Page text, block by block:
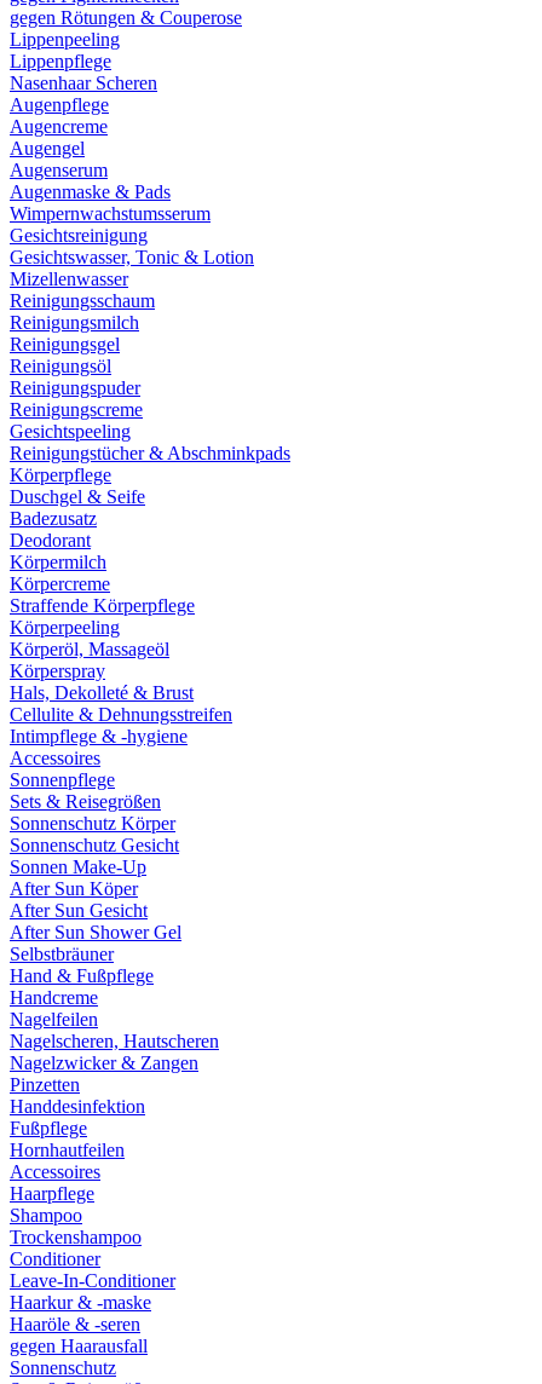
gegen Rötungen & Couperose
Lippenpeeling
Lippenpflege
Nasenhaar Scheren
Augenpflege
Augencreme
Augengel
Augenserum
Augenmaske & Pads
Wimpernwachstumsserum
Gesichtsreinigung
Gesichtswasser, Tonic & Lotion
Mizellenwasser
Reinigungsschaum
Reinigungsmilch
Reinigungsgel
Reinigungsöl
Reinigungspuder
Reinigungscreme
Gesichtspeeling
Reinigungstücher & Abschminkpads
Körperpflege
Duschgel & Seife
Badezusatz
Deodorant
Körpermilch
Körpercreme
Straffende Körperpflege
Körperpeeling
Körperöl, Massageöl
Körperspray
Hals, Dekolleté & Brust
Cellulite & Dehnungsstreifen
Intimpflege & -hygiene
Accessoires
Sonnenpflege
Sets & Reisegrößen
Sonnenschutz Körper
Sonnenschutz Gesicht
Sonnen Make-Up
After Sun Köper
After Sun Gesicht
After Sun Shower Gel
Selbstbräuner
Hand & Fußpflege
Handcreme
Nagelfeilen
Nagelscheren, Hautscheren
Nagelzwicker & Zangen
Pinzetten
Handdesinfektion
Fußpflege
Hornhautfeilen
Accessoires
Haarpflege
Shampoo
Trockenshampoo
Conditioner
Leave-In-Conditioner
Haarkur & -maske
Haaröle & -seren
gegen Haarausfall
Sonnenschutz